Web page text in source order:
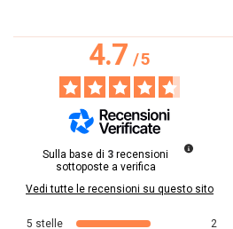
4.7/5
Sulla base di 3 recensioni
sottoposte a verifica
Vedi tutte le recensioni su questo sito
5 stelle 2